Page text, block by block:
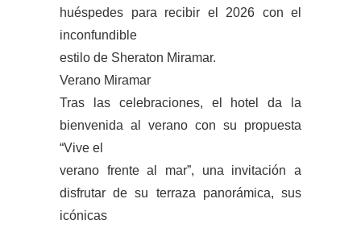
huéspedes para recibir el 2026 con el
inconfundible
estilo de Sheraton Miramar.
Verano Miramar
Tras las celebraciones, el hotel da la
bienvenida al verano con su propuesta
“Vive el
verano frente al mar”, una invitación a
disfrutar de su terraza panorámica, sus
icónicas